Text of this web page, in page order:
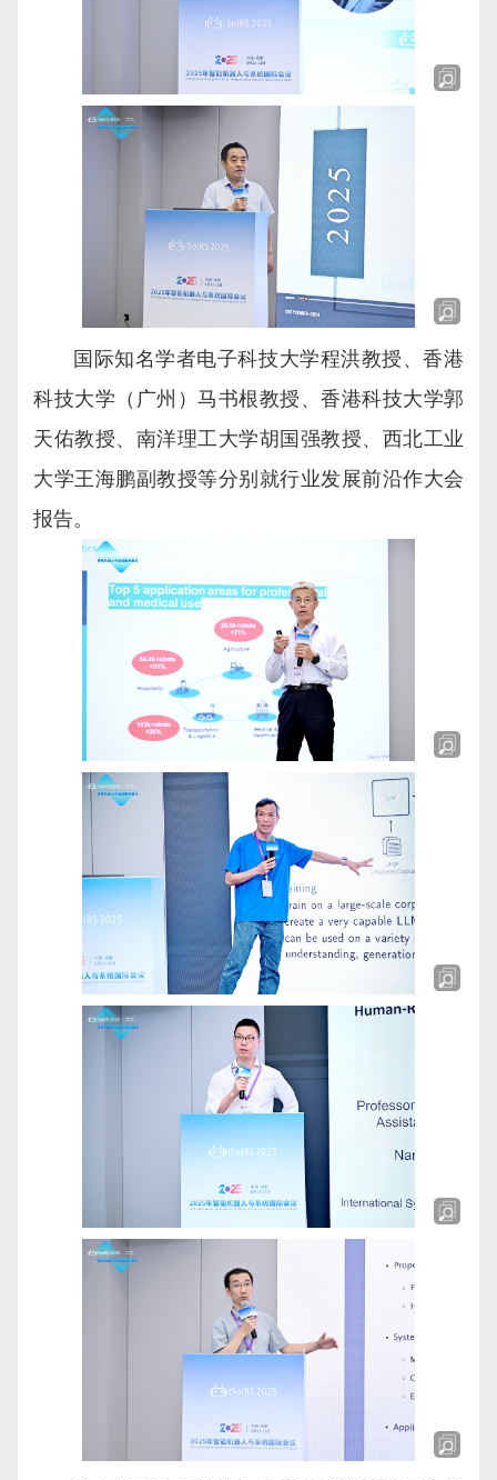
国际知名学者电子科技大学程洪教授、香港
科技大学（广州）马书根教授、香港科技大学郭
天佑教授、南洋理工大学胡国强教授、西北工业
大学王海鹏副教授等分别就行业发展前沿作大会
报告。